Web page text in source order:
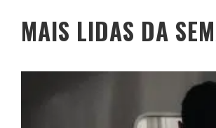
MAIS LIDAS DA